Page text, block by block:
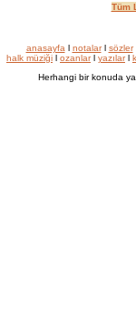
Tüm
anasayfa l notalarl sözler
halk müziği l ozanlarl yazılarl
Herhangi bir konuda